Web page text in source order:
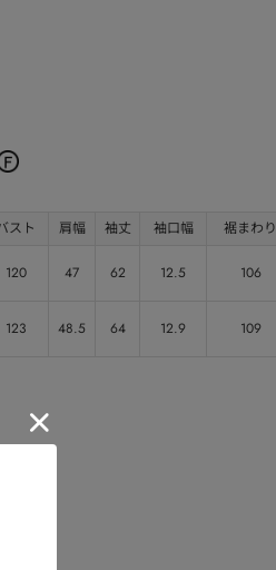
スト 肩幅 袖丈 袖口幅 裾まわり
120 47 62 12.5 106
123 48.5 64 12.9 109